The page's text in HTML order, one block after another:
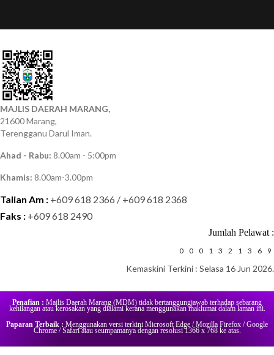
MAJLIS DAERAH MARANG,
21600 Marang,
Terengganu Darul Iman.
Ahad - Rabu: 8.00am - 5:00pm
Khamis: 8.00am-3.00pm
Talian Am : +609 618 2366 / +609 618 2368
Faks : +609 618 2490
Jumlah Pelawat :
0 0 0 1 3 2 1 3 6 9
Kemaskini Terkini : Selasa 16 Jun 2026.
Penafian : Majlis Daerah Marang (MDM) tidak bertanggungjawab terhadap sebarang
kehilangan atau kerosakan yang dialami kerana menggunakan maklumat dalam laman ini.
Paparan Terbaik : Menggunakan versi terkini Microsoft Edge / Mozilla Firefox / Google
Chrome / Safari atau seumpamanya dengan resolusi 1366 x 768 ke atas.